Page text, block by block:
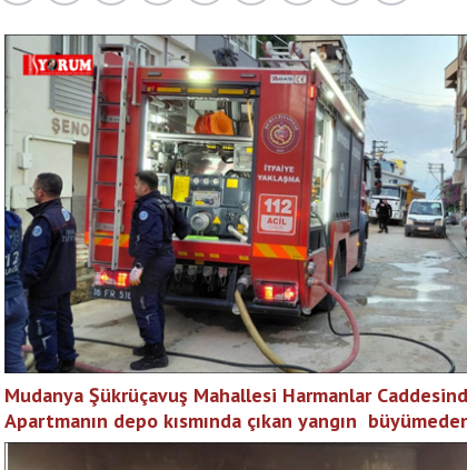
Mudanya Şükrüçavuş Mahallesi Harmanlar
Apartmanın depo kısmında çıkan yangın